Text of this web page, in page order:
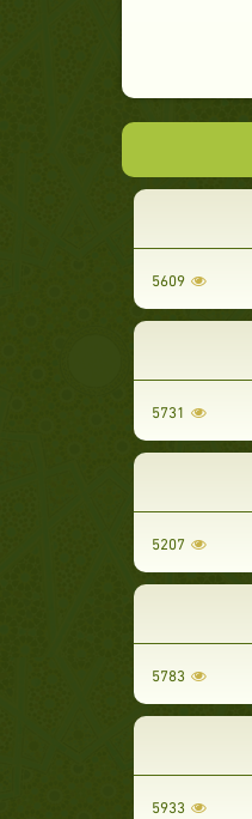
5609
5731
5207
5783
5933